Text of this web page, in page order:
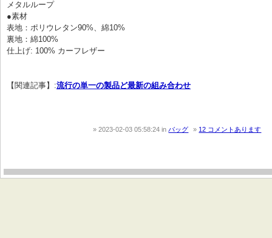
メタルループ
●素材
表地：ポリウレタン90%、綿10%
裏地：綿100%
仕上げ: 100% カーフレザー
【関連記事】:流行の単一の製品ど最新の組み合わせ
2023-02-03 05:58:24inバッグ 12 コメントあります